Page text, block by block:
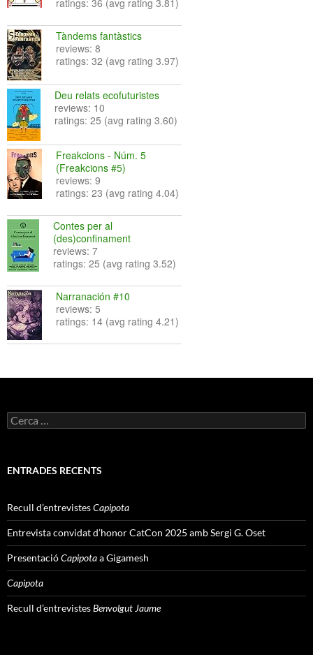
Tàndems fantàstics
reviews: 8
ratings: 32 (avg rating 3.97)
Deu relats ecofuturistes
reviews: 10
ratings: 25 (avg rating 3.60)
Freakcions - Núm. 5
(Freakcions #5)
reviews: 9
ratings: 23 (avg rating 4.04)
Contes per al
(des)confinament
reviews: 7
ratings: 25 (avg rating 3.52)
Narranación #10
reviews: 5
ratings: 14 (avg rating 4.21)
Cerca:
ENTRADES RECENTS
Recull d’entrevistesCapipota
Entrevista convidat d’honor CatCon 2025 amb Sergi G. Oset
PresentacióCapipotaa Gigamesh
Capipota
Recull d’entrevistesBenvolgut Jaume